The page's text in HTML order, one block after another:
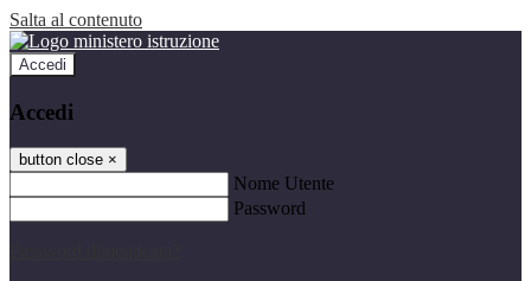
Salta al contenuto
Accedi
Accedi
button close ×
Nome Utente
Password